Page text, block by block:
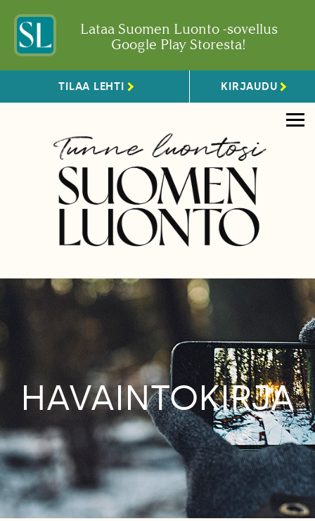
Lataa Suomen Luonto -sovellus
Google Play Storesta!
TILAA LEHTI KIRJAUDU
HAVAINTOKIRJA